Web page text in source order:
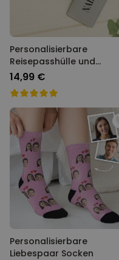
Personalisierbare
Reisepasshülle und
Koffertag mit Symbol und
Text
14,99 €
Personalisierbare
Liebespaar Socken